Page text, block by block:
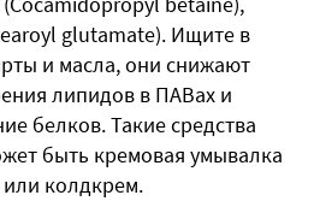
glutamate). Ищите в
и масла, они снижают
липидов в ПАВах и
белков. Такие средства
быть кремовая умывалка
колдкрем.